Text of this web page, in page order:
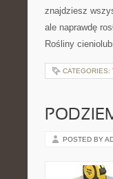
znajdziesz
ale naprawdę
Rośliny
CATEGORIES:
POSTED BY